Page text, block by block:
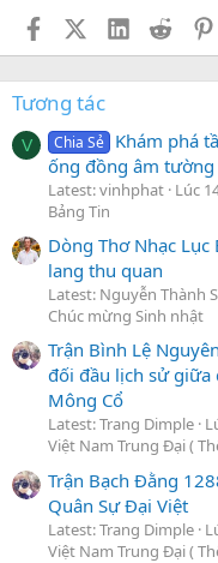
FacebookX (Twitter)
LinkedIn
Reddit
Tương tác
V Chia Sẻ Khám phá
ống đồng âm
Latest: vinhphat Lúc
Bảng Tin
Dòng Thơ Nhạc
lang thu quan
Latest: Nguyễn Thành
Chúc mừng Sinh nhật
Trận Bình Lệ
đối đầu lịch sử giữa
Mông Cổ
Latest: Trang Dimple
Việt Nam Trung Đại (
Trận Bạch Đằng
Quân Sự Đại Việt
Latest: Trang Dimple
Việt Nam Trung Đại (